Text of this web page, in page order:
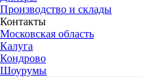
Производство и склады
Контакты
Московская область
Калуга
Кондрово
Шоурумы